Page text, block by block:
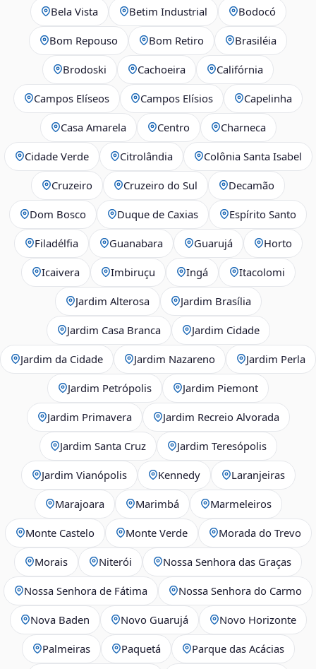
Bela Vista Betim Industrial Bodocó
Bom Repouso Bom Retiro Brasiléia
Brodoski Cachoeira Califórnia
Campos Elíseos Campos Elísios Capelinha
Casa Amarela Centro Charneca
Cidade Verde Citrolândia Colônia Santa Isabel
Cruzeiro Cruzeiro do Sul Decamão
Dom Bosco Duque de Caxias Espírito Santo
Filadélfia Guanabara Guarujá Horto
Icaivera Imbiruçu Ingá Itacolomi
Jardim Alterosa Jardim Brasília
Jardim Casa Branca Jardim Cidade
Jardim da Cidade Jardim Nazareno Jardim Perla
Jardim Petrópolis Jardim Piemont
Jardim Primavera Jardim Recreio Alvorada
Jardim Santa Cruz Jardim Teresópolis
Jardim Vianópolis Kennedy Laranjeiras
Marajoara Marimbá Marmeleiros
Monte Castelo Monte Verde Morada do Trevo
Morais Niterói Nossa Senhora das Graças
Nossa Senhora de Fátima Nossa Senhora do Carmo
Nova Baden Novo Guarujá Novo Horizonte
Palmeiras Paquetá Parque das Acácias